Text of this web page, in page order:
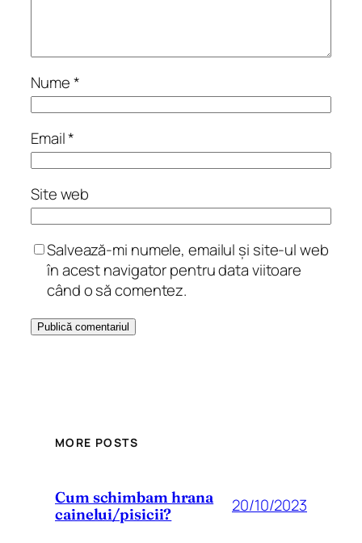
Nume*
Email*
Site web
Salvează-mi numele, emailul și site-ul web
în acest navigator pentru data viitoare
când o să comentez.
MORE POSTS
Cum schimbam hrana
cainelui/pisicii?
20/10/2023